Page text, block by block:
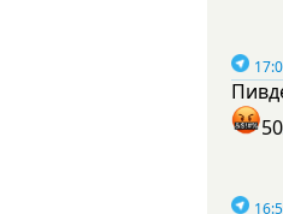
50